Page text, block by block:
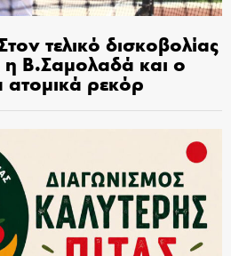
τελικό δισκοβολίας
Β.Σαμολαδά και ο
ατομικά ρεκόρ